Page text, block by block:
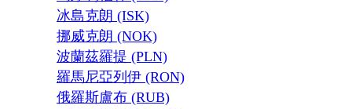
冰島克朗 (ISK)
挪威克朗 (NOK)
波蘭茲羅提 (PLN)
羅馬尼亞列伊 (RON)
俄羅斯盧布 (RUB)